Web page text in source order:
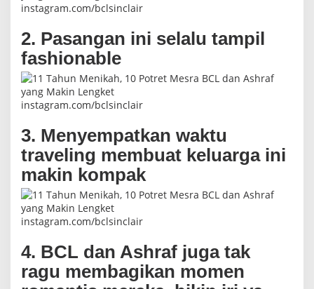
instagram.com/bclsinclair
2. Pasangan ini selalu tampil
fashionable
instagram.com/bclsinclair
3. Menyempatkan waktu
traveling membuat keluarga ini
makin kompak
instagram.com/bclsinclair
4. BCL dan Ashraf juga tak
ragu membagikan momen